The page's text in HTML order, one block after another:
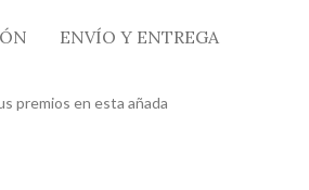
ENVÍO Y ENTREGA
premios en esta añada